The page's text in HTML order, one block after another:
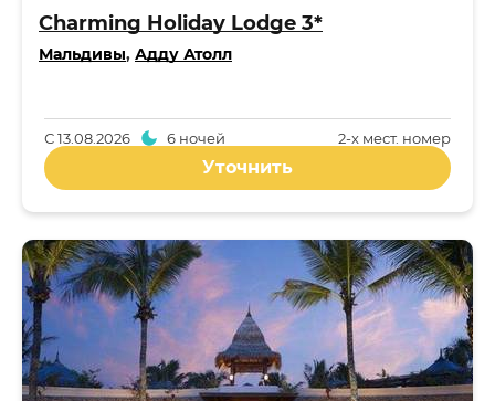
Charming Holiday Lodge 3*
Мальдивы, Адду Атолл
2-x мест. номер
С13.08.2026 6 ночей
Уточнить